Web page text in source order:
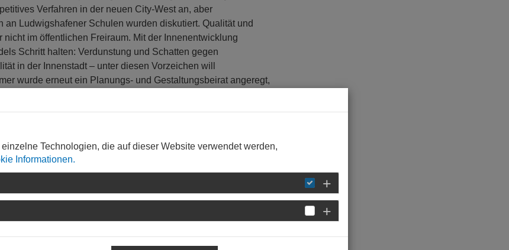
Verfahren in der neuen City-West an, aber
Ludwigshafener Schulen wurden diskutiert. Qualität und
im öffentlichen Freiraum. Mit der Innenentwicklung
Schritt halten: Verdunstung und Schatten gegen
in der Innenstadt – unter diesen Vorzeichen will
wurde erneut ein Planungs- und Gestaltungsbeirat angeregt,
Geld-, sondern ein Betreuungsfrage, so Dezernent
schätzt.
sehr freundlichen Austausches verabredete man sich auf
Technologien, die auf dieser Website verwendet werden,
Informationen.